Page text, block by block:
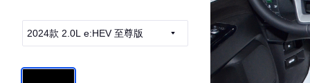
2024款 2.0L e:HEV 至尊版